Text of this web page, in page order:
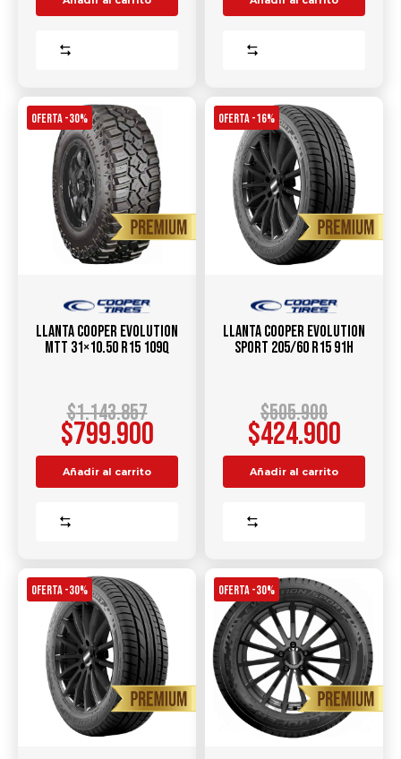
OFERTA -30%
Llanta COOPER Evolution
MTT 31×10.50 R15 109Q
$1.143.857
$799.900
Añadir al carrito
OFERTA -16%
Llanta COOPER Evolution
Sport 205/60 R15 91H
$505.900
$424.900
Añadir al carrito
OFERTA -30% OFERTA -30%